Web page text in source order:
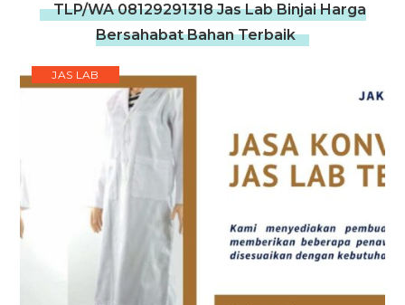
TLP/WA 08129291318 Jas Lab Binjai Harga
Bersahabat Bahan Terbaik
JAS LAB